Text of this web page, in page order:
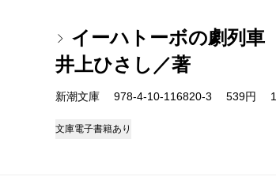
イーハトーボの劇列車
井上ひさし／著
新潮文庫 978-4-10-116820-3 539円
文庫電子書籍あり